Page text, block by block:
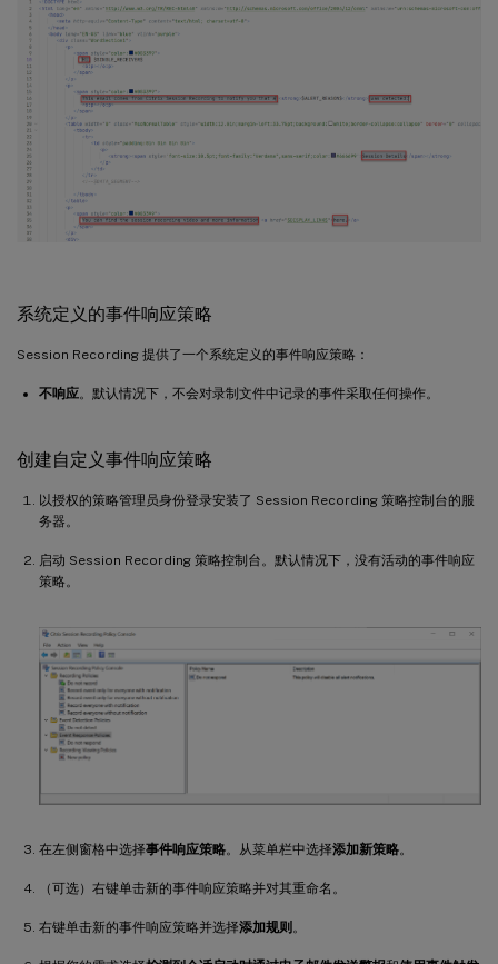
系统定义的事件响应策略
Session Recording 提供了一个系统定义的事件响应策略：
不响应。默认情况下，不会对录制文件中记录的事件采取任何操作。
创建自定义事件响应策略
以授权的策略管理员身份登录安装了 Session Recording 策略控制台的服
务器。
启动 Session Recording 策略控制台。默认情况下，没有活动的事件响应
策略。
在左侧窗格中选择事件响应策略。从菜单栏中选择添加新策略。
（可选）右键单击新的事件响应策略并对其重命名。
右键单击新的事件响应策略并选择添加规则 。